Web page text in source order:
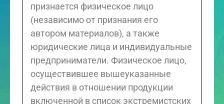
признается физическое лицо
(независимо от признания его
автором материалов), а также
юридические лица и индивидуальные
предприниматели. Физическое лицо,
осуществившее вышеуказанные
действия в отношении продукции
включенной в список экстремистских